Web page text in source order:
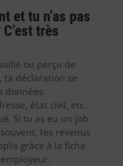
et tu n’as pas
très
ou perçu de
ta déclaration se
données
état civil, etc.
Si tu as eu un job
tes revenus
grâce à la fiche